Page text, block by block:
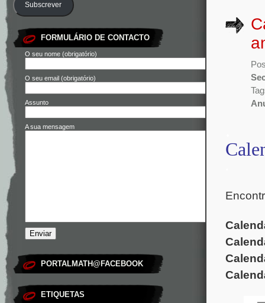
Subscrever
FORMULÁRIO DE CONTACTO
O seu nome (obrigatório)
O seu email (obrigatório)
Assunto
A sua mensagem
PORTALMATH@FACEBOOK
ETIQUETAS